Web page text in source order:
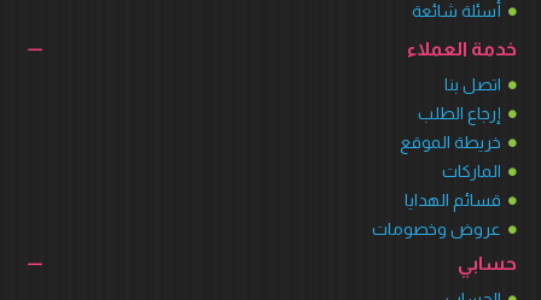
أسئلة شائعة
خدمة العملاء
اتصل بنا
إرجاع الطلب
خريطة الموقع
الماركات
قسائم الهدايا
عروض وخصومات
حسابي